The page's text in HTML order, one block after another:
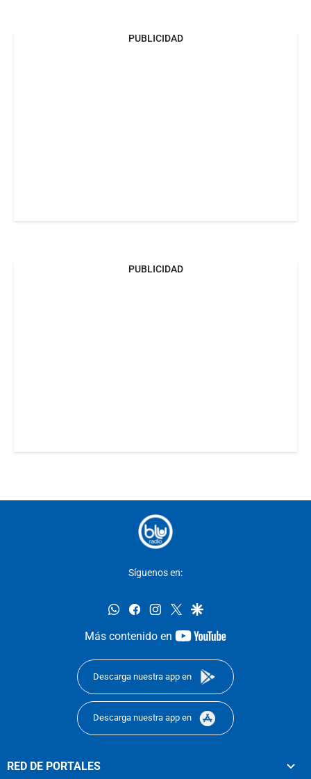
PUBLICIDAD
PUBLICIDAD
Síguenos en:
whatsappfacebookinstagram
twittergoogle
Más contenido en
youtube-
Descarga nuestra app en
Descarga nuestra app en
RED DE PORTALES